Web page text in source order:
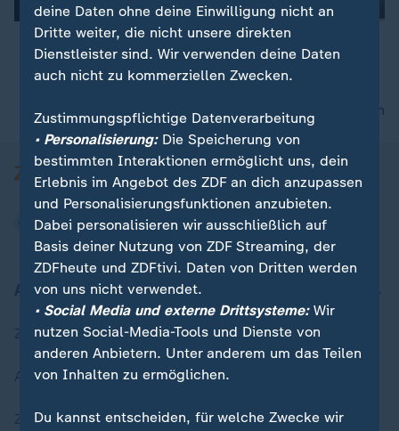
00:05
nach oben
Aktuell bei ZDFheute
Zuletzt veröffentlicht
Aktuelle Sendungs-Videos
ZDFheute Stories
deine Daten ohne deine Einwilligung nicht an
Dritte weiter, die nicht unsere direkten
Dienstleister sind. Wir verwenden deine Daten
auch nicht zu kommerziellen Zwecken.
Zustimmungspflichtige Datenverarbeitung
• Personalisierung:Die Speicherung von
bestimmten Interaktionen ermöglicht uns, dein
Erlebnis im Angebot des ZDF an dich anzupassen
und Personalisierungsfunktionen anzubieten.
Dabei personalisieren wir ausschließlich auf
Basis deiner Nutzung von ZDF Streaming, der
ZDFheute und ZDFtivi. Daten von Dritten werden
von uns nicht verwendet.
• Social Media und externe Drittsysteme:Wir
nutzen Social-Media-Tools und Dienste von
anderen Anbietern. Unter anderem um das Teilen
von Inhalten zu ermöglichen.
Du kannst entscheiden, für welche Zwecke wir